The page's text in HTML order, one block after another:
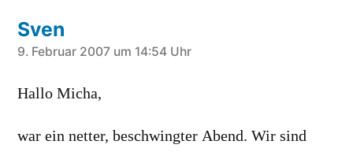
Sven
schreibt:
9. Februar 2007 um 14:54 Uhr
Hallo Micha,
war ein netter, beschwingter Abend. Wir sind